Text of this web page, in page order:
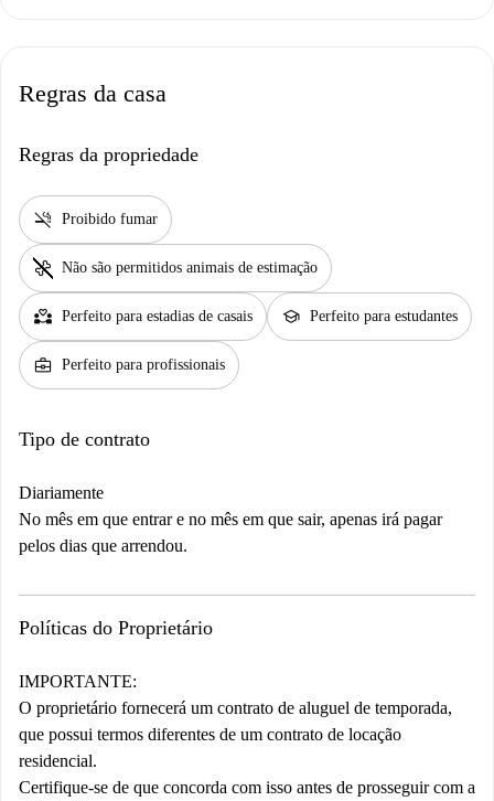
Regras da casa
Regras da propriedade
smoke_free Proibido fumar
pet_supplies Não são permitidos animais de estimação
partner_heart Perfeito para estadias de casais school Perfeito para estudantes
business_center Perfeito para profissionais
Tipo de contrato
Diariamente
No mês em que entrar e no mês em que sair, apenas irá pagar
pelos dias que arrendou.
Políticas do Proprietário
IMPORTANTE:
O proprietário fornecerá um contrato de aluguel de temporada,
que possui termos diferentes de um contrato de locação
residencial.
Certifique-se de que concorda com isso antes de prosseguir com a